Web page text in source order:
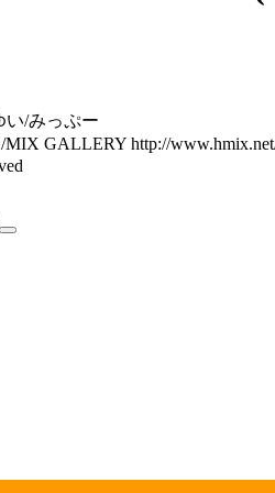
い/みっぷー
GALLERY http://